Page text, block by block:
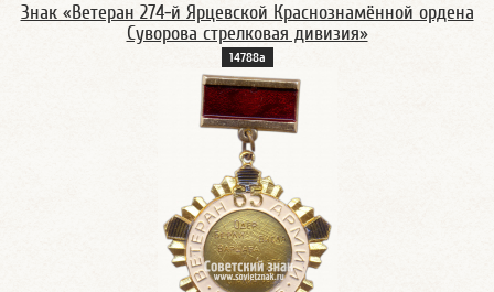
Знак «Ветеран 274-й Ярцевской Краснознамённой ордена
Суворова стрелковая дивизия»
14788а